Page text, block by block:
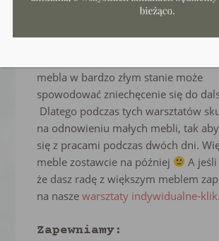
swojej ciężkim pracy i aby nic nie
mebla w bardzo złym stanie może
spowodować zniechęcenie się do
Dlatego podczas tych warsztatów
na odnowieniu małych mebli, tak
się z pracami podczas dwóch dni.
meble zostawcie na później
A jeśli
że dasz radę z większym meblem
na nasze warsztaty indywidualne-klik.
Zapewniamy: